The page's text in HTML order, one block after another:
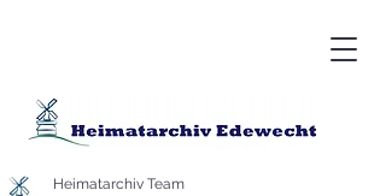
Heimatarchiv Team